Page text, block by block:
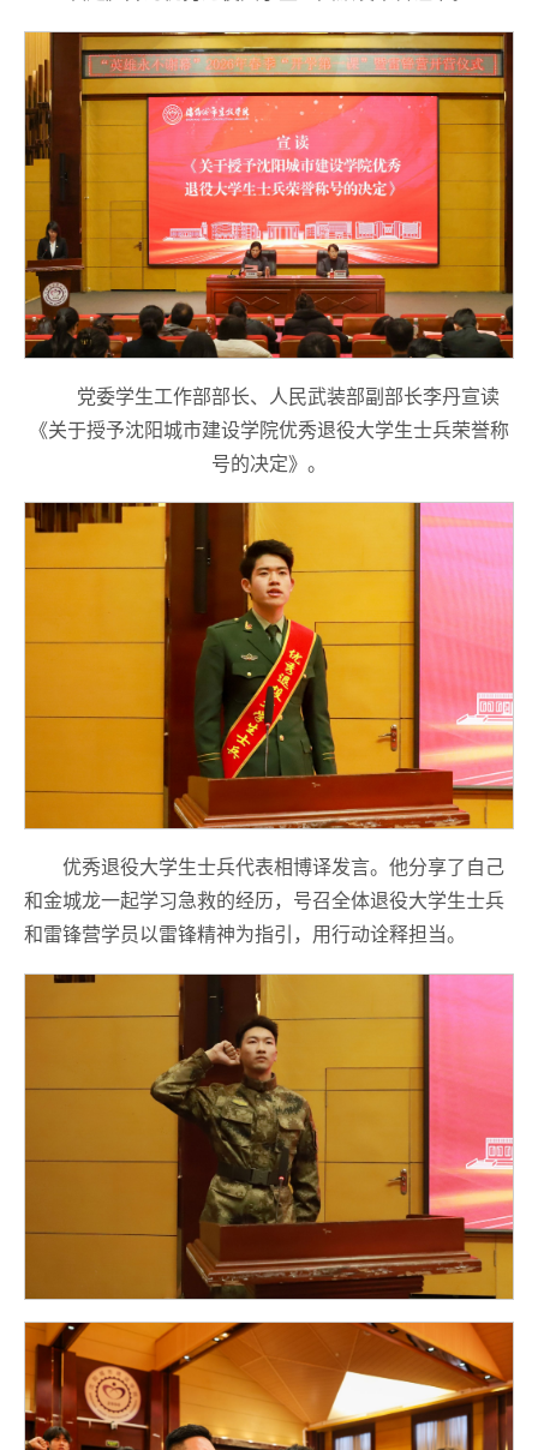
党委学生工作部部长、人民武装部副部长李丹宣读
《关于授予沈阳城市建设学院优秀退役大学生士兵荣誉称
号的决定》。
优秀退役大学生士兵代表相博译发言。他分享了自己
和金城龙一起学习急救的经历，号召全体退役大学生士兵
和雷锋营学员以雷锋精神为指引，用行动诠释担当。